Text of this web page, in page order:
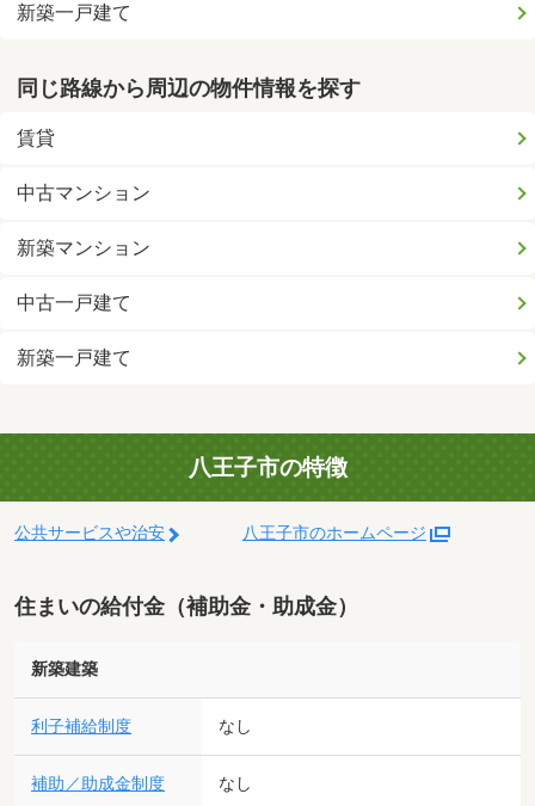
新築一戸建て
同じ路線から周辺の物件情報を探す
賃貸
中古マンション
新築マンション
中古一戸建て
新築一戸建て
八王子市の特徴
公共サービスや治安 八王子市のホームページ
住まいの給付金（補助金・助成金）
新築建築
利子補給制度 なし
補助／助成金制度 なし